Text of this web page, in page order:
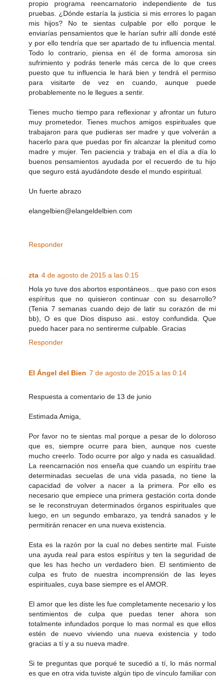
propio programa reencarnatorio independiente de tus
pruebas. ¿Dónde estaría la justicia si mis errores lo pagan
mis hijos? No te sientas culpable por ello porque le
enviarías pensamientos que le harían sufrir allí donde esté
y por ello tendría que ser apartado de tu influencia mental.
Todo lo contrario, piensa en él de forma amorosa sin
sufrimiento y podrás tenerle más cerca de lo que crees
puesto que tu influencia le hará bien y tendrá el permiso
para visitarte de vez en cuando, aunque puede
probablemente no le llegues a sentir.
Tienes mucho tiempo para reflexionar y afrontar un futuro
muy prometedor. Tienes muchos amigos espirituales que
trabajaron para que pudieras ser madre y que volverán a
hacerlo para que puedas por fin alcanzar la plenitud como
madre y mujer. Ten paciencia y trabaja en el día a día lo
buenos pensamientos ayudada por el recuerdo de tu hijo
que seguro está ayudándote desde el mundo espiritual.
Un fuerte abrazo
elangelbien@elangeldelbien.com
Responder
zta 4 de agosto de 2015 a las 0:15
Hola yo tuve dos abortos espontáneos... que paso con esos
espíritus que no quisieron continuar con su desarrollo?
(Tenia 7 semanas cuando dejo de latir su corazón de mi
bb), O es que Dios dispuso asi.. estoy confundida. Que
puedo hacer para no sentirerme culpable. Gracias
Responder
El Ángel del Bien 7 de agosto de 2015 a las 0:14
Respuesta a comentario de 13 de junio
Estimada Amiga,
Por favor no te sientas mal porque a pesar de lo doloroso
que es, siempre ocurre para bien, aunque nos cueste
mucho creerlo. Todo ocurre por algo y nada es casualidad.
La reencarnación nos enseña que cuando un espíritu trae
determinadas secuelas de una vida pasada, no tiene la
capacidad de volver a nacer a la primera. Por ello es
necesario que empiece una primera gestación corta donde
se le reconstruyan determinados órganos espirituales que
luego, en un segundo embarazo, ya tendrá sanados y le
permitirán renacer en una nueva existencia.
Esta es la razón por la cual no debes sentirte mal. Fuiste
una ayuda real para estos espíritus y ten la seguridad de
que les has hecho un verdadero bien. El sentimiento de
culpa es fruto de nuestra incomprensión de las leyes
espirituales, cuya base siempre es el AMOR.
El amor que les diste les fue completamente necesario y los
sentimientos de culpa que puedas tener ahora son
totalmente infundados porque lo mas normal es que ellos
estén de nuevo viviendo una nueva existencia y todo
gracias a tí y a su nueva madre.
Si te preguntas que porqué te sucedió a tí, lo más normal
es que en otra vida tuviste algún tipo de vínculo familiar con